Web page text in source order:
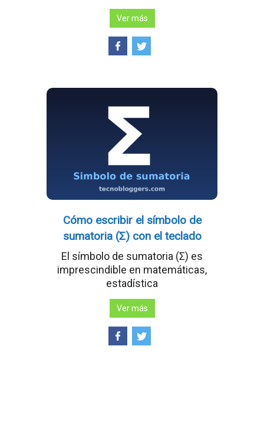
Ver más
Cómo escribir el símbolo de
sumatoria (Σ) con el teclado
El símbolo de sumatoria (Σ) es
imprescindible en matemáticas,
estadística
Ver más